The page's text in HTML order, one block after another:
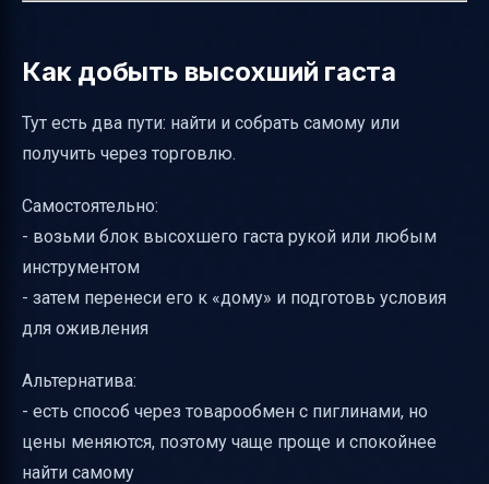
Как добыть высохший гаста
Тут есть два пути: найти и собрать самому или
получить через торговлю.
Самостоятельно:
- возьми блок высохшего гаста рукой или любым
инструментом
- затем перенеси его к «дому» и подготовь условия
для оживления
Альтернатива:
- есть способ через товарообмен с пиглинами, но
цены меняются, поэтому чаще проще и спокойнее
найти самому